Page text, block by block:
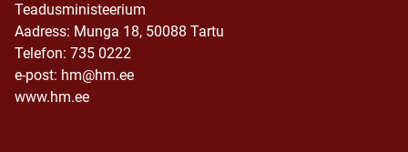
Teadusministeerium
Aadress: Munga 18, 50088 Tartu
Telefon: 735 0222
e-post: hm@hm.ee
www.hm.ee